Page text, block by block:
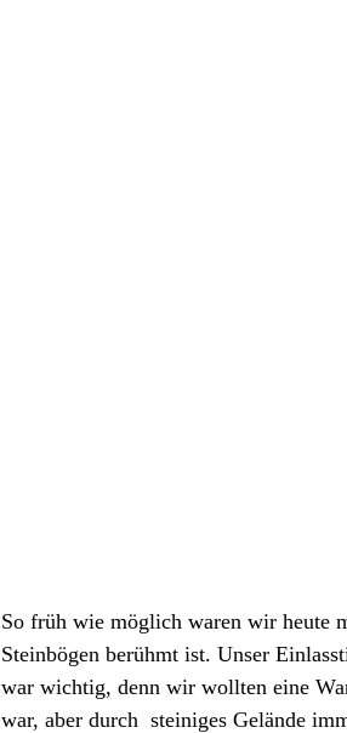
So früh wie möglich waren wir heute
Steinbögen berühmt ist. Unser
war wichtig, denn wir wollten eine
war, aber durch  steiniges Gelände